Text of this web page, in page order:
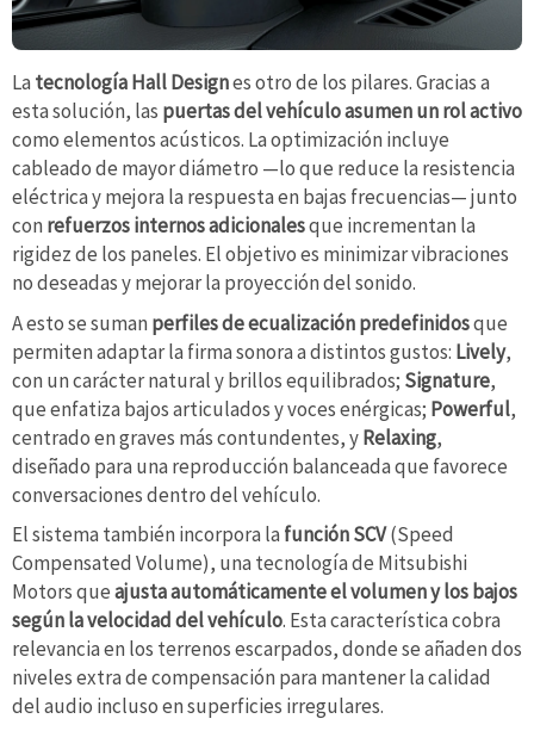
La tecnología Hall Designes otro de los pilares. Gracias a
esta solución, las puertas del vehículo asumen un rol activo
como elementos acústicos. La optimización incluye
cableado de mayor diámetro —lo que reduce la resistencia
eléctrica y mejora la respuesta en bajas frecuencias— junto
con refuerzos internos adicionalesque incrementan la
rigidez de los paneles. El objetivo es minimizar vibraciones
no deseadas y mejorar la proyección del sonido.
A esto se suman perfiles de ecualización predefinidosque
permiten adaptar la firma sonora a distintos gustos: Lively,
con un carácter natural y brillos equilibrados; Signature,
que enfatiza bajos articulados y voces enérgicas; Powerful,
centrado en graves más contundentes, yRelaxing,
diseñado para una reproducción balanceada que favorece
conversaciones dentro del vehículo.
El sistema también incorpora la función SCV(Speed
Compensated Volume), una tecnología de Mitsubishi
Motors queajusta automáticamente el volumen y los bajos
según la velocidad del vehículo. Esta característica cobra
relevancia en los terrenos escarpados, donde se añaden dos
niveles extra de compensación para mantener la calidad
del audio incluso en superficies irregulares.